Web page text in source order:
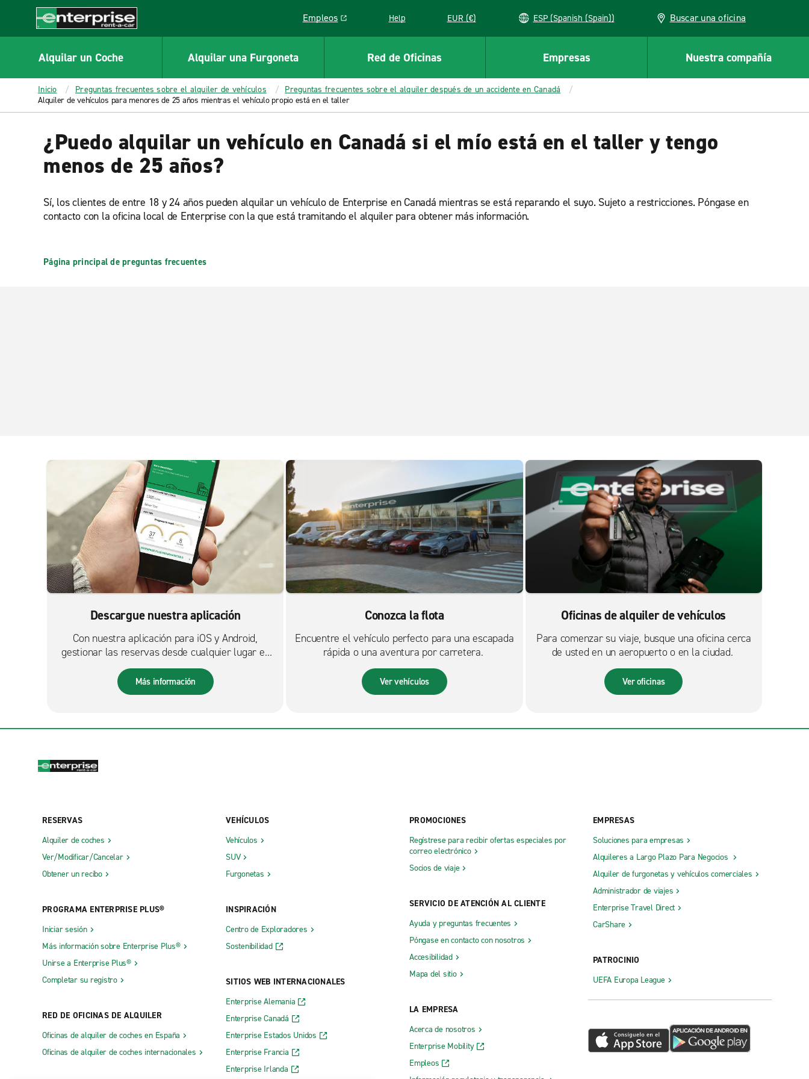
CONTENT
Enterprise
Empleos
Link opens in a new window
Help EUR (€) ESP (Spanish (Spain)) Buscar una oficina
Alquilar un Coche Alquilar una Furgoneta Red de Oficinas Empresas Nuestra compañía
Inicio Preguntas frecuentes sobre el alquiler de vehículos
Preguntas frecuentes sobre el alquiler después de un accidente en Canadá
Alquiler de vehículos para menores de 25 años mientras el vehículo propio está en el taller
¿Puedo alquilar un vehículo en Canadá si el mío está en el taller y tengo
menos de 25 años?
Sí, los clientes de entre 18 y 24 años pueden alquilar un vehículo de Enterprise en Canadá mientras se está reparando el suyo. Sujeto a restricciones. Póngase en
contacto con la oficina local de Enterprise con la que está tramitando el alquiler para obtener más información.
Página principal de preguntas frecuentes
Descargue nuestra aplicación
Con nuestra aplicación para iOS y Android,
gestionar las reservas desde cualquier lugar es
más fácil que nunca.
Más información
Conozca la flota
Encuentre el vehículo perfecto para una escapada
rápida o una aventura por carretera.
Ver vehículos
Oficinas de alquiler de vehículos
Para comenzar su viaje, busque una oficina cerca
de usted en un aeropuerto o en la ciudad.
Ver oficinas
RESERVAS
Alquiler de coches
Ver/Modificar/Cancelar
Obtener un recibo
PROGRAMA ENTERPRISE PLUS®
Iniciar sesión
Más información sobre Enterprise Plus®
Unirse a Enterprise Plus®
Completar su registro
RED DE OFICINAS DE ALQUILER
Oficinas de alquiler de coches en España
Oficinas de alquiler de coches internacionales
VEHÍCULOS
Vehículos
SUV
Furgonetas
INSPIRACIÓN
Centro de Exploradores
Sostenibilidad
SITIOS WEB INTERNACIONALES
Enterprise Alemania
Enterprise Canadá
Enterprise Estados Unidos
Enterprise Francia
Enterprise Irlanda
PROMOCIONES
Regístrese para recibir ofertas especiales por
correo electrónico
Socios de viaje
SERVICIO DE ATENCIÓN AL CLIENTE
Ayuda y preguntas frecuentes
Póngase en contacto con nosotros
Accesibilidad
Mapa del sitio
LA EMPRESA
Acerca de nosotros
Enterprise Mobility
Empleos
EMPRESAS
Soluciones para empresas
Alquileres a Largo Plazo Para Negocios
Alquiler de furgonetas y vehículos comerciales
Administrador de viajes
Enterprise Travel Direct
CarShare
PATROCINIO
UEFA Europa League